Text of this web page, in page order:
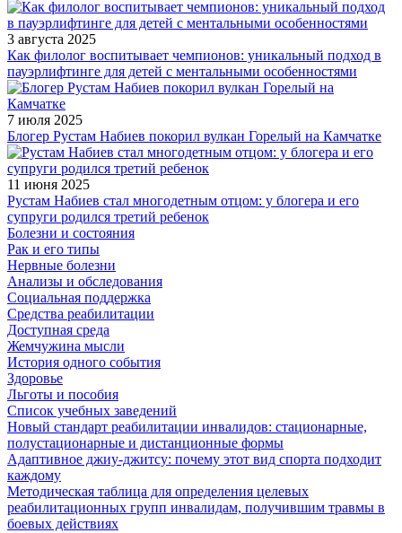
3 августа 2025
Как филолог воспитывает чемпионов: уникальный подход в
пауэрлифтинге для детей с ментальными особенностями
7 июля 2025
Блогер Рустам Набиев покорил вулкан Горелый на Камчатке
11 июня 2025
Рустам Набиев стал многодетным отцом: у блогера и его
супруги родился третий ребенок
Болезни и состояния
Рак и его типы
Нервные болезни
Анализы и обследования
Социальная поддержка
Средства реабилитации
Доступная среда
Жемчужина мысли
История одного события
Здоровье
Льготы и пособия
Список учебных заведений
Новый стандарт реабилитации инвалидов: стационарные,
полустационарные и дистанционные формы
Адаптивное джиу-джитсу: почему этот вид спорта подходит
каждому
Методическая таблица для определения целевых
реабилитационных групп инвалидам, получившим травмы в
боевых действиях